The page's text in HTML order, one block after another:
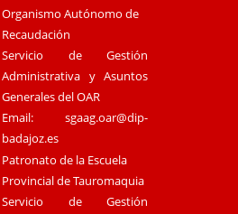
Organismo Autónomo de
Recaudación
Servicio de Gestión
Administrativa y Asuntos
Generales del OAR
Email:sgaag.oar@dip-
badajoz.es
Patronato de la Escuela
Provincial de Tauromaquia
Servicio de Gestión